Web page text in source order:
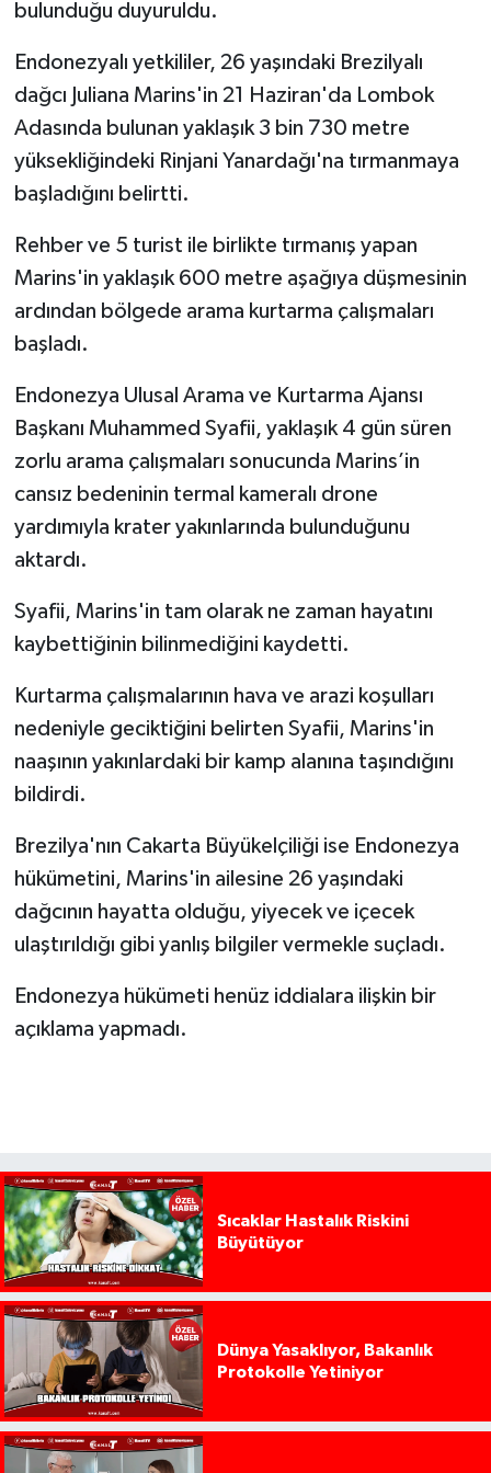
bulunduğu duyuruldu.
Endonezyalı yetkililer, 26 yaşındaki Brezilyalı
dağcı Juliana Marins'in 21 Haziran'da Lombok
Adasında bulunan yaklaşık 3 bin 730 metre
yüksekliğindeki Rinjani Yanardağı'na tırmanmaya
başladığını belirtti.
Rehber ve 5 turist ile birlikte tırmanış yapan
Marins'in yaklaşık 600 metre aşağıya düşmesinin
ardından bölgede arama kurtarma çalışmaları
başladı.
Endonezya Ulusal Arama ve Kurtarma Ajansı
Başkanı Muhammed Syafii, yaklaşık 4 gün süren
zorlu arama çalışmaları sonucunda Marins’in
cansız bedeninin termal kameralı drone
yardımıyla krater yakınlarında bulunduğunu
aktardı.
Syafii, Marins'in tam olarak ne zaman hayatını
kaybettiğinin bilinmediğini kaydetti.
Kurtarma çalışmalarının hava ve arazi koşulları
nedeniyle geciktiğini belirten Syafii, Marins'in
naaşının yakınlardaki bir kamp alanına taşındığını
bildirdi.
Brezilya'nın Cakarta Büyükelçiliği ise Endonezya
hükümetini, Marins'in ailesine 26 yaşındaki
dağcının hayatta olduğu, yiyecek ve içecek
ulaştırıldığı gibi yanlış bilgiler vermekle suçladı.
Endonezya hükümeti henüz iddialara ilişkin bir
açıklama yapmadı.
Sıcaklar Hastalık Riskini
Büyütüyor
Dünya Yasaklıyor, Bakanlık
Protokolle Yetiniyor